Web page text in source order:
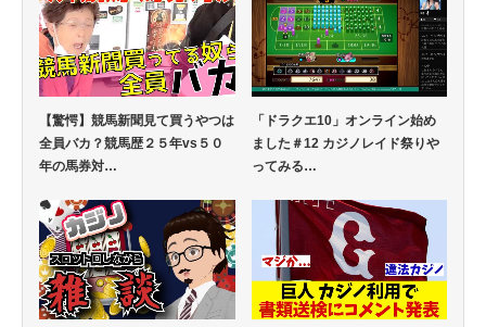
【驚愕】競馬新聞見て買うやつは
全員バカ？競馬歴２５年vs５０
年の馬券対…
「ドラクエ10」オンライン始め
ました＃12 カジノレイド祭りや
ってみる…